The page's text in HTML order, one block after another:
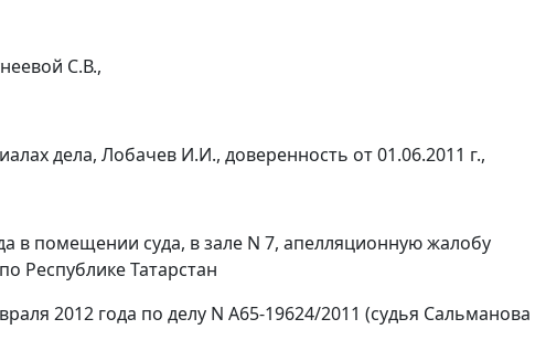
С.В.,
дела, Лобачев И.И., доверенность от 01.06.2011 г.,
в помещении суда, в зале N 7, апелляционную жалобу
Республике Татарстан
2012 года по делу N А65-19624/2011 (судья Сальманова